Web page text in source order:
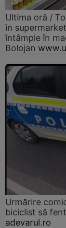
Ultima oră /
în
întâmple în
Bolojan
Urmărire
biciclist să
adevarul.ro